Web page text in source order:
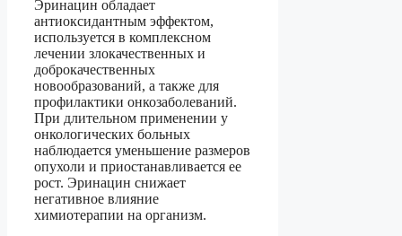
Эринацин обладает
антиоксидантным эффектом,
используется в комплексном
лечении злокачественных и
доброкачественных
новообразований, а также для
профилактики онкозаболеваний.
При длительном применении у
онкологических больных
наблюдается уменьшение размеров
опухоли и приостанавливается ее
рост. Эринацин снижает
негативное влияние
химиотерапии на организм.